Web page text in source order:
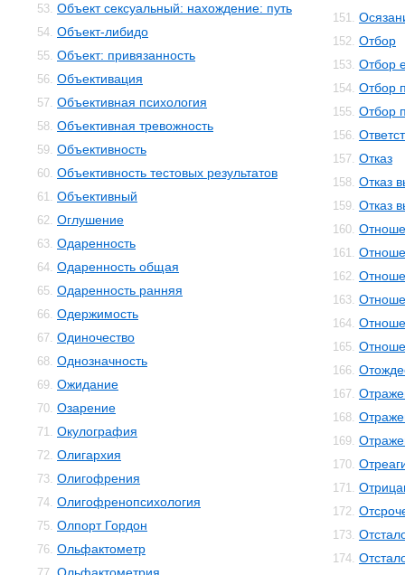
53. Объект сексуальный: нахождение: путь
54. Объект-либидо
55. Объект: привязанность
56. Объективация
57. Объективная психология
58. Объективная тревожность
59. Объективность
60. Объективность тестовых результатов
61. Объективный
62. Оглушение
63. Одаренность
64. Одаренность общая
65. Одаренность ранняя
66. Одержимость
67. Одиночество
68. Однозначность
69. Ожидание
70. Озарение
71. Окулография
72. Олигархия
73. Олигофрения
74. Олигофренопсихология
75. Олпорт Гордон
76. Ольфактометр
151.
152. Отбор
153. Отбор
154. Отбор
155. Отбор
156.
157. Отказ
158. Отказ
159. Отказ
160.
161.
162.
163.
164.
165.
166.
167.
168.
169.
170.
171.
172.
173.
174.